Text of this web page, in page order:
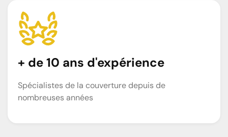
+ de 10 ans d'expérience
Spécialistes de la couverture depuis de
nombreuses années